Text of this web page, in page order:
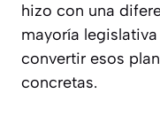
hizo con una
mayoría
convertir esos
concretas.